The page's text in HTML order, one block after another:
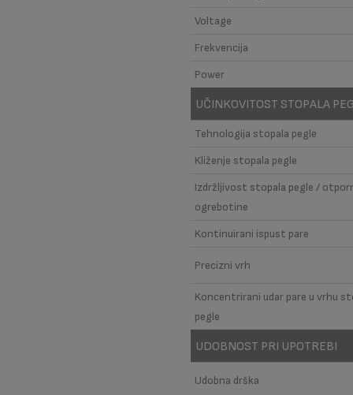
Voltage
Frekvencija
Power
UČINKOVITOST STOPALA
Tehnologija stopala pegle
Kliženje stopala pegle
Izdržljivost stopala pegle /
ogrebotine
Kontinuirani ispust pare
Precizni vrh
Koncentrirani udar pare u vrhu
pegle
UDOBNOST PRI UPOTREBI
Udobna drška